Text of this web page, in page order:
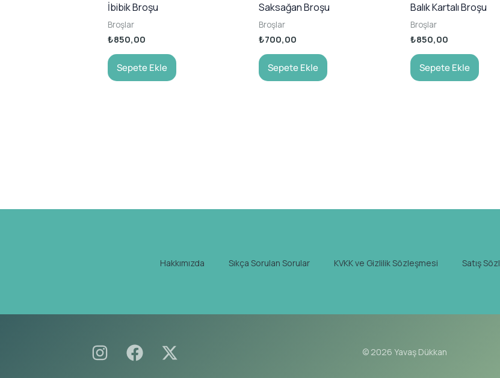
İbibik Broşu
Broşlar
₺850,00
Sepete Ekle
Saksağan Broşu
Broşlar
₺700,00
Sepete Ekle
Balık Kartalı Broşu
Broşlar
₺850,00
Sepete Ekle
Hakkımızda Sıkça Sorulan Sorular KVKK ve Gizlilik Sözleşmesi Satış
© 2026 Yavaş Dükkan